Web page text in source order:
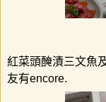
紅菜頭醃漬三文魚
友有encore.